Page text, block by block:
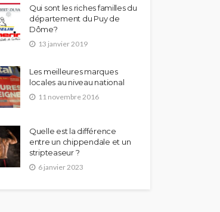
Qui sont les riches familles du
département du Puy de
Dôme?
13 janvier 2019
Les meilleures marques
locales au niveau national
11 novembre 2016
Quelle est la différence
entre un chippendale et un
stripteaseur ?
6 janvier 2023